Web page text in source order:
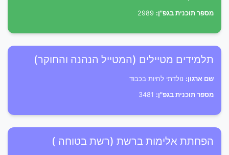
מספר תוכנית בגפ"ן:
תלמידים מטיילים (המטייל הנהנה והחוקר)
שם ארגון: נולדתי לחיות בכבוד
מספר תוכנית בגפ"ן:
הפחתת אלימות ברשת (רשת בטוחה )